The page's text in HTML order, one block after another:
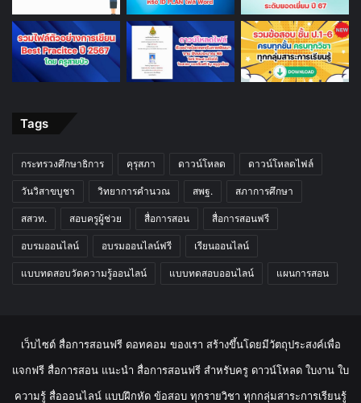
Tags
กระทรวงศึกษาธิการ คุรุสภา ดาวน์โหลด ดาวน์โหลดไฟล์
วันวิสาขบูชา วิทยาการคำนวณ สพฐ. สภาการศึกษา
สสวท. สอบครูผู้ช่วย สื่อการสอน สื่อการสอนฟรี
อบรมออนไลน์ อบรมออนไลน์ฟรี เรียนออนไลน์
แบบทดสอบวัดความรู้ออนไลน์ แบบทดสอบออนไลน์ แผนการสอน
เว็บไซต์ สื่อการสอนฟรี ดอทคอม ของเรา สร้างขึ้นโดยมีวัตถุประสงค์เพื่อ
แจกฟรี สื่อการสอน แนะนำ สื่อการสอนฟรี สำหรับครู ดาวน์โหลด ใบงาน ใบ
ความรู้ สื่อออนไลน์ แบบฝึกหัด ข้อสอบ ทุกรายวิชา ทุกกลุ่มสาระการเรียนรู้